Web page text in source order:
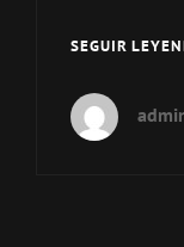
SEGUIR